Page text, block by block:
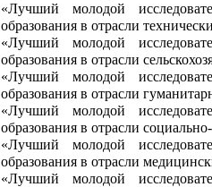
«Лучший молодой
образования в отрасли
«Лучший молодой
образования в отрасли
«Лучший молодой
образования в отрасли
«Лучший молодой
образования в отрасли
«Лучший молодой
образования в отрасли
«Лучший молодой